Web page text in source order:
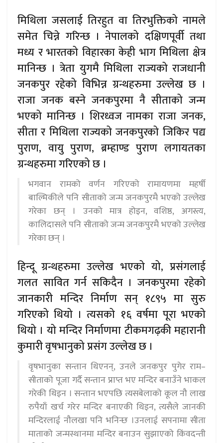
मिथिला जसलाई तिरहुत वा तिरभुक्तिको नामले
समेत चिन्ने गरिन्छ । नेपालको दक्षिणपूर्वी तथा
मध्य र भारतको विहारका केही भाग मिथिला क्षेत्र
मानिन्छ । त्रेता युगमै मिथिला राज्यको राजधानी
जनकपुर रहेको विभिन्न ग्रन्थहरुमा उल्लेख छ ।
राजा जनक बस्ने जनकपुरमा नै सीताको जन्म
भएको मानिन्छ । शिरध्वज नामका राजा जनक,
सीता र मिथिला राज्यको जनकपुरको जिकिर पद्य
पुराण, वायु पुराण, ब्रम्हाण्ड पुराण लगायतका
ग्रन्थहरुमा गरिएको छ ।
भगवान रामको वर्णन गरिएको रामायणमा महर्षी
बाल्मिकीले पनि सीताको जन्म जनकपुरमै भएको उल्लेख
गरेका छन् । उनको मात्र होइन, वशिष्ठ, अगस्त्य,
कालिदासले पनि सीताको जन्म जनकपुरमै भएको उल्लेख
गरेका छन् ।
हिन्दू ग्रन्थहरुमा उल्लेख भएको यो, प्रसंगलाई
गलत सावित गर्न सकिदैन । जनकपुरमा रहेको
जानकारी मन्दिर निर्माण सन् १८९५ मा सुरु
गरिएको थियो । त्यसको १६ वर्षमा पूरा भएको
थियो । यो मन्दिर निर्माणमा टीकमगढ़की महारानी
कुमारी वृषभानुको प्रसंग उल्लेख छ ।
वृषभानुका सन्तान थिएनन्, उनले जनकपुर पुगेर राम–
सीताको पूजा गर्दै सन्तान प्राप्त भए मन्दिर बनाउँने भाकल
गरेकी थिइन । सन्तान भएपछि त्यसबेलाको कूल नौ लाख
रुपैयाँ खर्च गरेर मन्दिर बनाएकी थिइन, त्यसैले जानकी
मन्दिरलाई नौलखा पनि भनिन्छ ।उनलाई सपनामा सीता
माताको जन्मस्थानमा मन्दिर बनाउन सुझाएको किंवदन्ती